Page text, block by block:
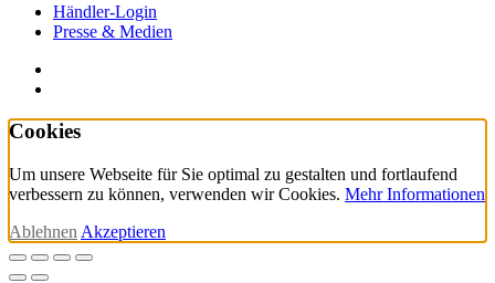
Händler-Login
Presse & Medien
Cookies
Um unsere Webseite für Sie optimal zu gestalten und fortlaufend
verbessern zu können, verwenden wir Cookies. Mehr Informationen
Ablehnen Akzeptieren